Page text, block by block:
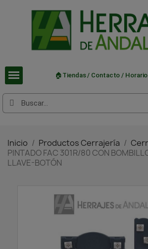
🏠Tiendas / Contacto / Horario
Inicio Productos Cerrajería
PINTADO FAC 301R/80 CON
LLAVE-BOTÓN